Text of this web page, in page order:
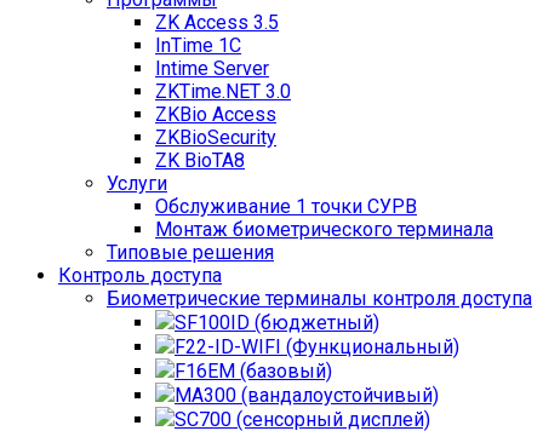
ZK Access 3.5
InTime 1С
Intime Server
ZKTime.NET 3.0
ZKBio Access
ZKBioSecurity
ZK BioTA8
Услуги
Обслуживание 1 точки СУРВ
Монтаж биометрического терминала
Типовые решения
Контроль доступа
Биометрические терминалы контроля доступа
SF100ID (бюджетный)
F22-ID-WIFI (Функциональный)
F16EM (базовый)
MA300 (вандалоустойчивый)
SC700 (сенсорный дисплей)